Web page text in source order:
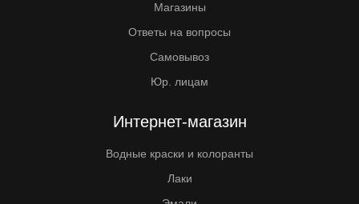
Магазины
Ответы на вопросы
Самовывоз
Юр. лицам
Интернет-магазин
Водные краски и колоранты
Лаки